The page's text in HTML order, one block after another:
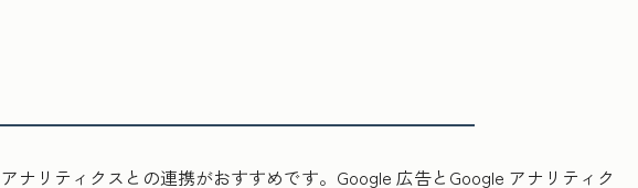
リティクスとの連携がおすすめです。Google 広告とGoogle アナリティク